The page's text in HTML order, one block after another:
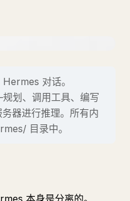
对话。
划、调用工具、编写
器进行推理。所有内
目录中。
本身是分离的。